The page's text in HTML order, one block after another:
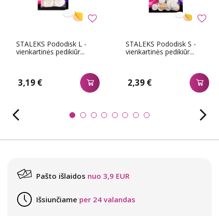
STALEKS Pododisk L -
vienkartinės pedikiūr...
3,19 €
STALEKS Pododisk S -
vienkartinės pedikiūr...
2,39 €
Pašto išlaidos nuo 3,9 EUR
Išsiunčiame per 24 valandas